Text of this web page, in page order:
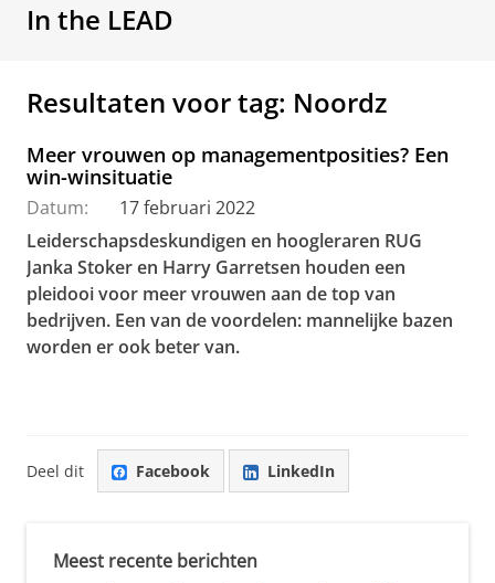
In the LEAD
Resultaten voor tag: Noordz
Meer vrouwen op managementposities? Een
win-winsituatie
Datum:
17 februari 2022
Leiderschapsdeskundigen en hoogleraren RUG
Janka Stoker en Harry Garretsen houden een
pleidooi voor meer vrouwen aan de top van
bedrijven. Een van de voordelen: mannelijke bazen
worden er ook beter van.
Deel dit Facebook LinkedIn
Meest recente berichten